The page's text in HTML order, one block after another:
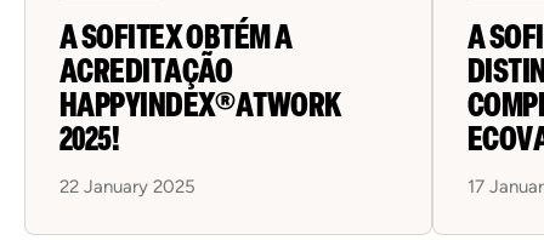
A SOFITEX OBTÉM A
ACREDITAÇÃO
HAPPYINDEX®ATWORK
2025!
22 January 2025
A
17